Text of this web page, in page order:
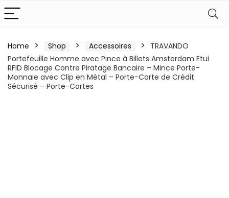
Home Shop Accessoires
TRAVANDO
Portefeuille Homme avec Pince à Billets Amsterdam Etui
RFID Blocage Contre Piratage Bancaire – Mince Porte-
Monnaie avec Clip en Métal – Porte-Carte de Crédit
Sécurisé – Porte-Cartes